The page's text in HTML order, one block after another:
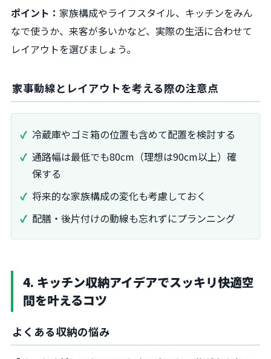
ポイント： 家族構成やライフスタイル、キッチンをみん
なで使うか、来客が多いかなど、実際の生活に合わせて
レイアウトを選びましょう。
家事動線とレイアウトを考える際の注意点
冷蔵庫やゴミ箱の位置も含めて配置を検討する
通路幅は最低でも80cm（理想は90cm以上）確
保する
将来的な家族構成の変化も考慮しておく
配膳・後片付けの動線も忘れずにプランニング
4. キッチン収納アイデアでスッキリ快適空
間を叶えるコツ
よくある収納の悩み